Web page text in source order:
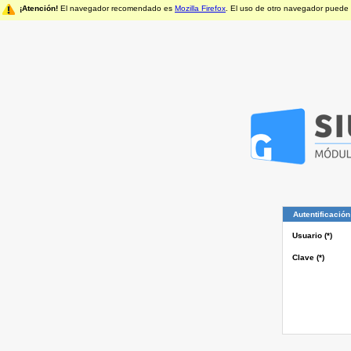
¡Atención! El navegador recomendado es Mozilla Firefox . El uso de otro navegador
Usuario (*)
Clave (*)